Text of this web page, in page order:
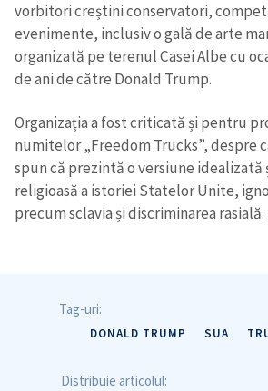
Trimite o informație
vorbitori creștini conservatori,
evenimente, inclusiv o gală de arte
organizată pe terenul Casei Albe cu
de ani de către Donald Trump.
Organizația a fost criticată și pentru
numitelor „Freedom Trucks”, despre
spun că prezintă o versiune idealizată
religioasă a istoriei Statelor Unite,
precum sclavia și discriminarea rasială.
Tag-uri:
DONALD TRUMP SUA
Distribuie articolul: